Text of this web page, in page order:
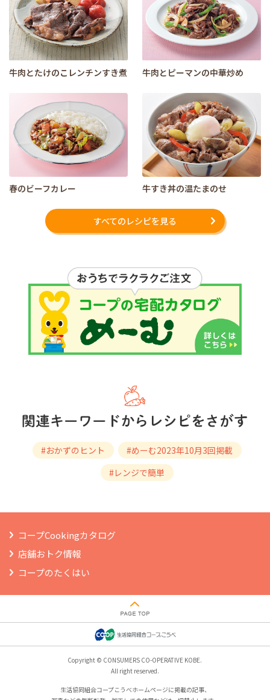
牛肉とたけのこレンチンすき煮 牛肉とピーマンの中華炒め
春のビーフカレー 牛すき丼の温たまのせ
すべてのレシピを見る
#おかずのヒント
#めーむ2023年10月3回掲載
#レンジで簡単
コープCookingカタログ
店舗おトク情報
コープのたくはい
Copyright © CONSUMERS CO-OPERATIVE KOBE.
All right reserved.
生活協同組合コープこうべホームページに掲載の記事、